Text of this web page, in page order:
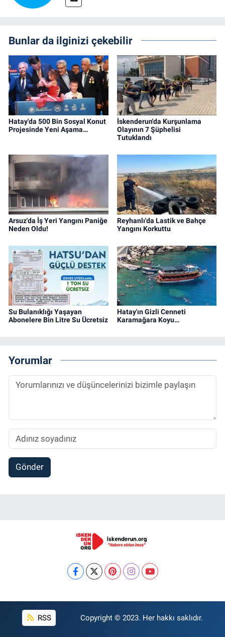
Bunlar da ilginizi çekebilir
Hatay'da 500 Bin Sosyal Konut
Projesinde Yeni Aşama…
İskenderun'da Kurşunlama
Olayının 7 Şüphelisi
Tutuklandı
Arsuz'da İş Yeri Yangını Paniğe
Neden Oldu!
Reyhanlı'da Lastik ve Bahçe
Yangını Korkuttu
Su Bulanıklığı Yaşayan
Abonelere Bin Litre Su Ücretsiz
Hatay'ın Gizli Cenneti
Karamağara Koyu…
Yorumlar
Gönder
RSS Copyright © 2023. Her hakkı saklıdır.